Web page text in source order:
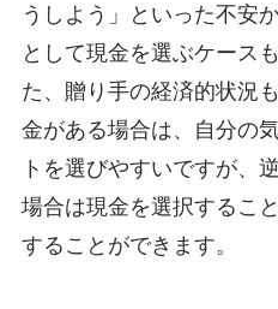
うしよう」といった不安
として現金を選ぶケース
た、贈り手の経済的状況
金がある場合は、自分の
トを選びやすいですが、
場合は現金を選択するこ
することができます。